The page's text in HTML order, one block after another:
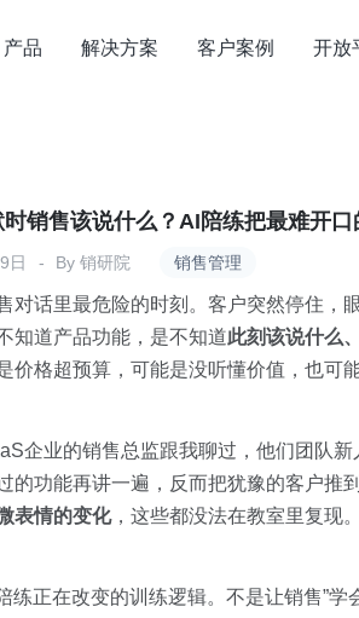
产品 解决方案 客户案例 开放
销售管理
销售该说什么？AI陪练把最难开
日 By 销研院
对话里最危险的时刻。客户突然停住
知道产品功能，是不知道此刻该说什么
价格超预算，可能是没听懂价值，也可
企业的销售总监跟我聊过，他们团队
的功能再讲一遍，反而把犹豫的客户推
表情的变化，这些都没法在教室里复现。
练正在改变的训练逻辑。不是让销售”学